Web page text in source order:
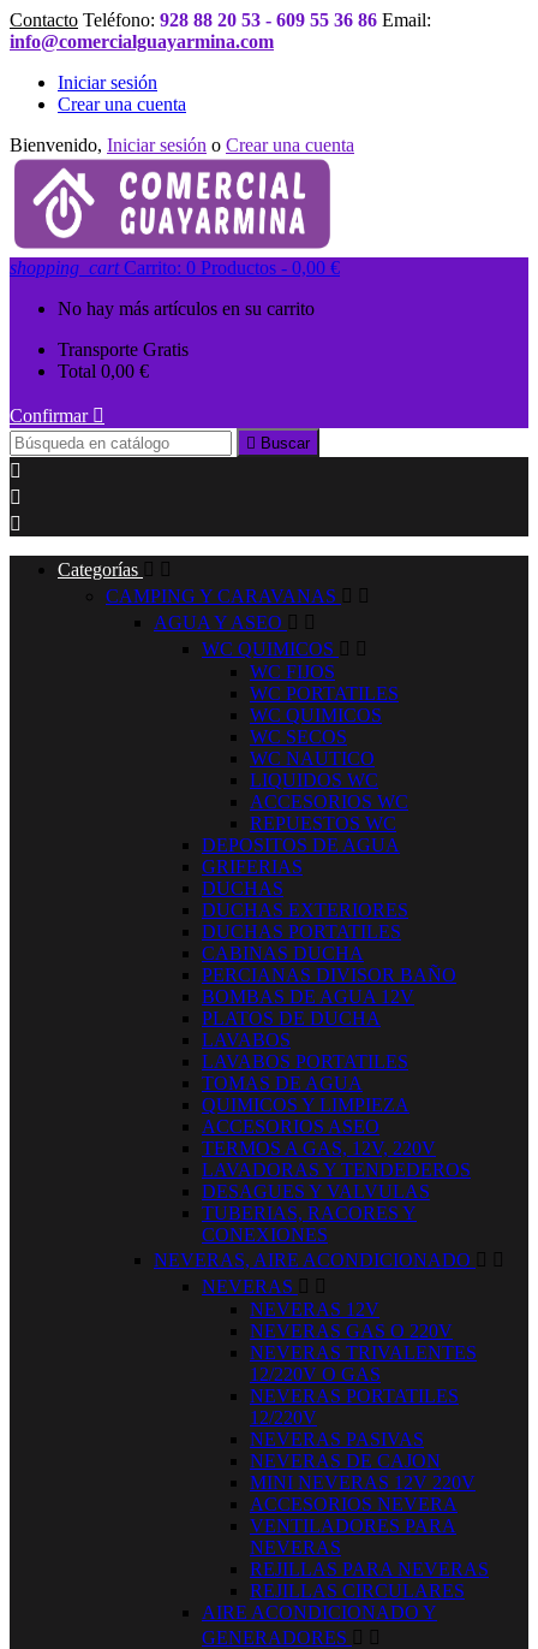
Contacto Teléfono: 928 88 20 53 - 609 55 36 86 Email:
info@comercialguayarmina.com
Iniciar sesión
Crear una cuenta
Bienvenido, Iniciar sesión o Crear una cuenta
shopping_cart Carrito: 0 Productos - 0,00 €
No hay más artículos en su carrito
Transporte Gratis
Total 0,00 €
Confirmar 
 Buscar



Categorías  
CAMPING Y CARAVANAS  
AGUA Y ASEO  
WC QUIMICOS  
WC FIJOS
WC PORTATILES
WC QUIMICOS
WC SECOS
WC NAUTICO
LIQUIDOS WC
ACCESORIOS WC
REPUESTOS WC
DEPOSITOS DE AGUA
GRIFERIAS
DUCHAS
DUCHAS EXTERIORES
DUCHAS PORTATILES
CABINAS DUCHA
PERCIANAS DIVISOR BAÑO
BOMBAS DE AGUA 12V
PLATOS DE DUCHA
LAVABOS
LAVABOS PORTATILES
TOMAS DE AGUA
QUIMICOS Y LIMPIEZA
ACCESORIOS ASEO
TERMOS A GAS, 12V, 220V
LAVADORAS Y TENDEDEROS
DESAGUES Y VALVULAS
TUBERIAS, RACORES Y
CONEXIONES
NEVERAS, AIRE ACONDICIONADO  
NEVERAS  
NEVERAS 12V
NEVERAS GAS O 220V
NEVERAS TRIVALENTES
12/220V O GAS
NEVERAS PORTATILES
12/220V
NEVERAS PASIVAS
NEVERAS DE CAJON
MINI NEVERAS 12V 220V
ACCESORIOS NEVERA
VENTILADORES PARA
NEVERAS
REJILLAS PARA NEVERAS
REJILLAS CIRCULARES
AIRE ACONDICIONADO Y
GENERADORES  